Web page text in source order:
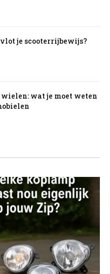
je scooterrijbewijs?
wat je moet weten